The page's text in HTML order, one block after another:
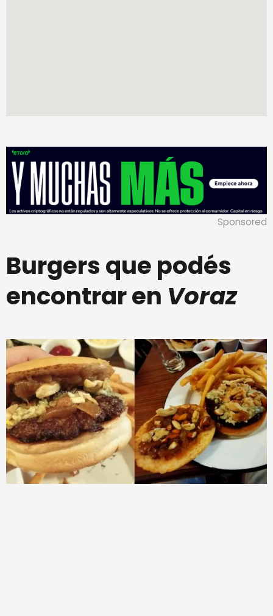
Sponsored
Burgers que podés
encontrar en Voraz